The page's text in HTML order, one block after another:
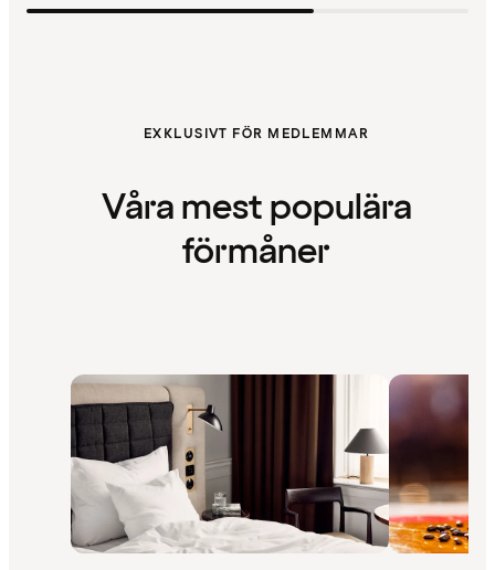
EXKLUSIVT FÖR MEDLEMMAR
Våra mest populära
förmåner